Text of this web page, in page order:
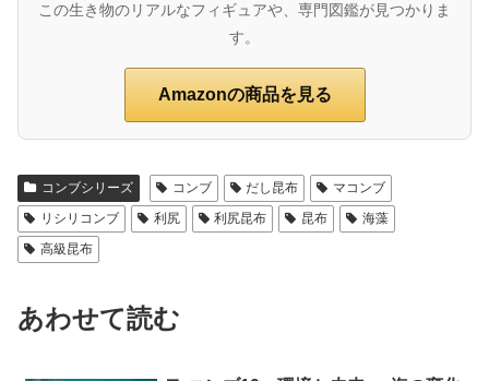
この生き物のリアルなフィギュアや、専門図鑑が見つかりま
す。
Amazonの商品を見る
コンブシリーズ コンブ だし昆布
マコンブ
リシリコンブ
利尻 利尻昆布 昆布
海藻
高級昆布
あわせて読む